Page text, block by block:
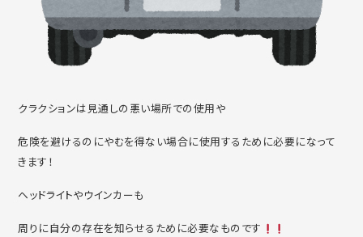
クラクションは見通しの悪い場所での使用や
危険を避けるのにやむを得ない場合に使用するために必要になって
きます！
ヘッドライトやウインカーも
周りに自分の存在を知らせるために必要なものです